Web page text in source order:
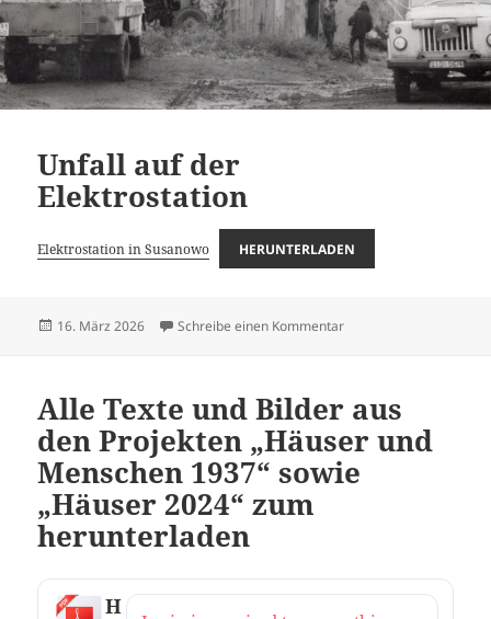
Unfall auf der
Elektrostation
Elektrostation in Susanowo HERUNTERLADEN
Veröffentlicht
16. März 2026 Schreibe einen Kommentarzu Unfall auf der
Alle Texte und Bilder aus
den Projekten „Häuser und
Menschen 1937“ sowie
„Häuser 2024“ zum
herunterladen
H